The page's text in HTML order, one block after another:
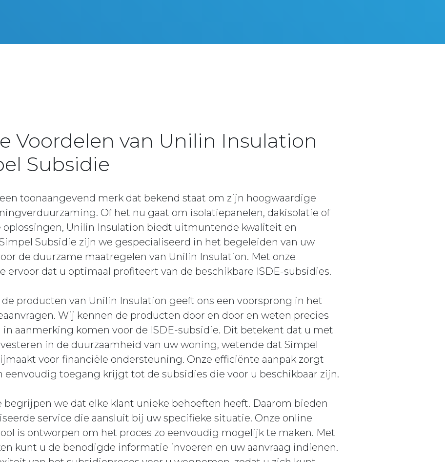
Voordelen van Unilin Insulation
Subsidie
toonaangevend merk dat bekend staat om zijn hoogwaardige
Of het nu gaat om isolatiepanelen, dakisolatie of
oplossingen, Unilin Insulation biedt uitmuntende kwaliteit en
Subsidie zijn we gespecialiseerd in het begeleiden van uw
de duurzame maatregelen van Unilin Insulation. Met onze
ervoor dat u optimaal profiteert van de beschikbare ISDE-subsidies.
producten van Unilin Insulation geeft ons een voorsprong in het
Wij kennen de producten door en door en weten precies
aanmerking komen voor de ISDE-subsidie. Dit betekent dat u met
in de duurzaamheid van uw woning, wetende dat Simpel
voor financiële ondersteuning. Onze efficiënte aanpak zorgt
eenvoudig toegang krijgt tot de subsidies die voor u beschikbaar zijn.
begrijpen we dat elke klant unieke behoeften heeft. Daarom bieden
service die aansluit bij uw specifieke situatie. Onze online
is ontworpen om het proces zo eenvoudig mogelijk te maken. Met
kunt u de benodigde informatie invoeren en uw aanvraag indienen.